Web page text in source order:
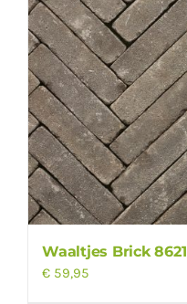
Waaltjes Brick 8621
€ 59,95